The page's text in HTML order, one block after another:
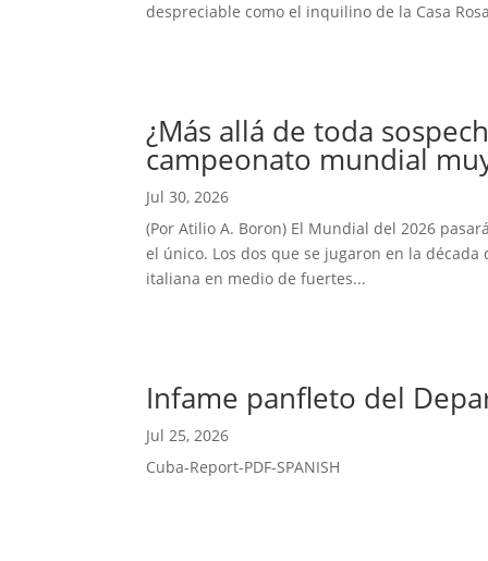
despreciable como el inquilino de la Casa
¿Más allá de toda
campeonato mundial
Jul 30, 2026
(Por Atilio A. Boron) El Mundial del 2026
el único. Los dos que se jugaron en la
italiana en medio de fuertes...
Infame panfleto del
Jul 25, 2026
Cuba-Report-PDF-SPANISH